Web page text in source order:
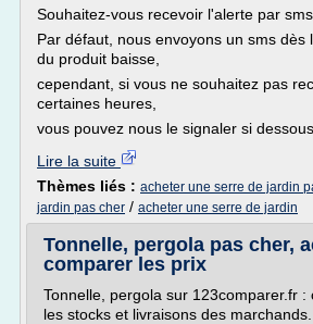
Souhaitez-vous recevoir l'alerte par
Par défaut, nous envoyons un sms dès
du produit baisse,
cependant, si vous ne souhaitez pas
certaines heures,
vous pouvez nous le signaler si
Lire la suite
Thèmes liés : acheter une serre de jardin
jardin pas cher / acheter une serre de jardin
Tonnelle, pergola pas cher,
comparer les prix
Tonnelle, pergola sur 123comparer.fr :
les stocks et livraisons des